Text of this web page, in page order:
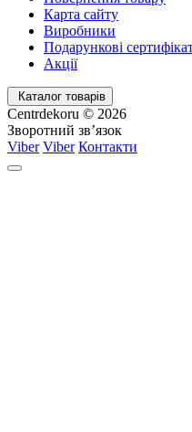
Карта сайту
Виробники
Подарункові
Акції
Каталог товарів
Centrdekoru © 2026
Зворотний зв’язок
Viber Viber Контакти